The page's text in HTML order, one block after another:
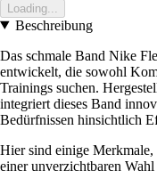
Loading...
Beschreibung
Das schmale Band Nike
entwickelt, die sowohl
Trainings suchen.
integriert dieses Band
Bedürfnissen hinsichtlich
Hier sind einige
einer unverzichtbaren Wahl